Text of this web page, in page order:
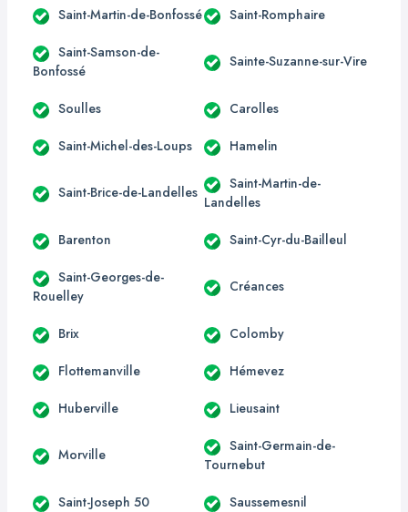
Saint-Martin-de-Bonfossé Saint-Romphaire
Saint-Samson-de-
Bonfossé
Sainte-Suzanne-sur-Vire
Soulles Carolles
Saint-Michel-des-Loups Hamelin
Saint-Brice-de-Landelles
Saint-Martin-de-
Landelles
Barenton Saint-Cyr-du-Bailleul
Saint-Georges-de-
Rouelley
Créances
Brix Colomby
Flottemanville Hémevez
Huberville Lieusaint
Morville
Saint-Germain-de-
Tournebut
Saint-Joseph 50 Saussemesnil